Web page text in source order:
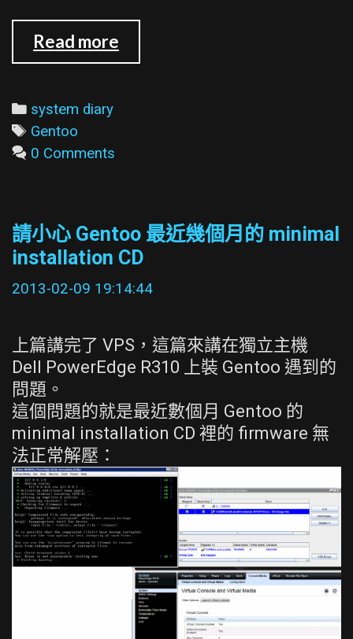
Read more
裝
立
分
割
要
新
法
Categories
system diary
Tags
Gentoo
0 Comments
請小心 Gentoo 最近幾個月的 minimal
installation CD
2013-02-09 19:14:44
上篇講完了 VPS，這篇來講在獨立主機
Dell PowerEdge R310 上裝 Gentoo 遇到的
問題。
這個問題的就是最近數個月 Gentoo 的
minimal installation CD 裡的 firmware 無
法正常解壓：